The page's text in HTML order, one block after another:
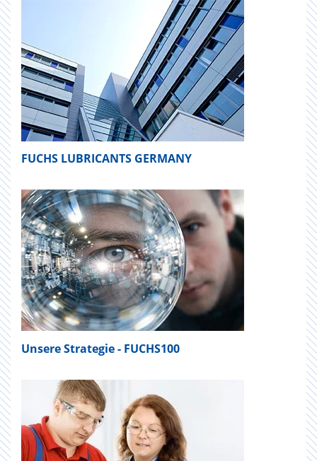
FUCHS LUBRICANTS GERMANY
Unsere Strategie - FUCHS100